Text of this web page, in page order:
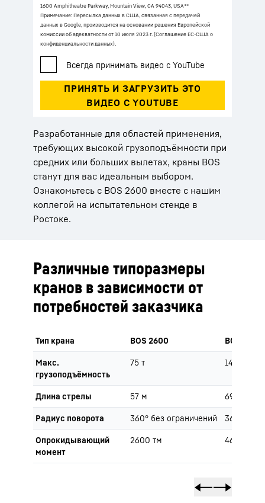
1600 Amphitheatre Parkway, Mountain View, CA 94043, USA**
Примечание: Пересылка данных в США, связанная с передачей
данных в Google, производится на основании решения Европейской
комиссии об адекватности от 10 июля 2023 г. (Соглашение ЕС-США о
конфиденциальности данных).
Разработанные для областей применения,
требующих высокой грузоподъёмности при
средних или больших вылетах, краны BOS
станут для вас идеальным выбором.
Ознакомьтесь с BOS 2600 вместе с нашим
коллегой на испытательном стенде в
Ростоке.
Различные типоразмеры
кранов в зависимости от
потребностей заказчика
Тип крана BOS 2600 BOS 4600
Макс.
грузоподъёмность
75 т 140 т
Длина стрелы 57 м 69 м
Радиус поворота 360° без ограничений 360° без
Опрокидывающий
момент
2600 тм 4600 тм